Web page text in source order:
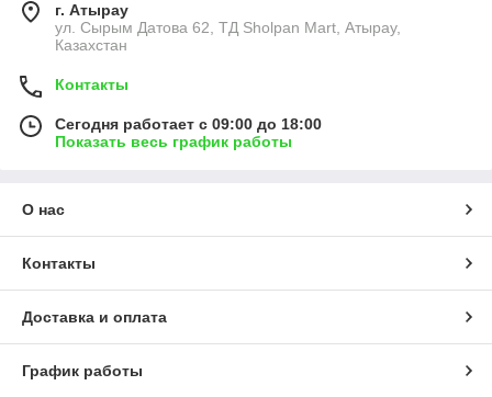
г. Атырау
ул. Сырым Датова 62, ТД Sholpan Mart, Атырау,
Казахстан
Контакты
Сегодня работает с 09:00 до 18:00
Показать весь график работы
О нас
Контакты
Доставка и оплата
График работы